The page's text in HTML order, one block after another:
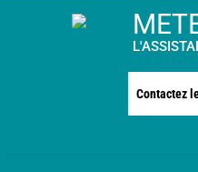
Contactez